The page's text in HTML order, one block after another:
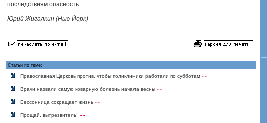
последствиям опасность.
Юрий Жигалкин (Нью-Йорк)
Статьи по теме:
Православная Церковь против, чтобы поликлиники работали по субботам »»
Врачи назвали самую коварную болезнь начала весны »»
Бессонница сокращает жизнь »»
Прощай, вытрезвитель! »»